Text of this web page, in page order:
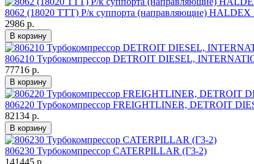
8062 (18020 TTT) Р/к суппорта (направляющие)
2986 р.
806210 Турбокомпрессор DETROIT DIESEL,
77716 р.
806220 Турбокомпрессор FREIGHTLINER, DETROIT
82134 р.
806230 Турбокомпрессор CATERPILLAR (Г3-2)